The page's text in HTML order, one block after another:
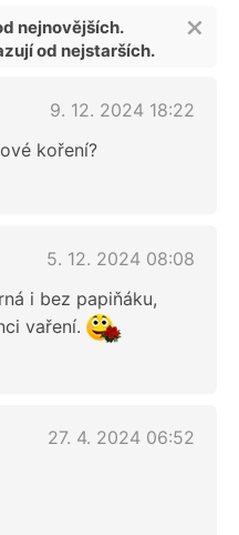
nejnovějších.
od nejstarších.
9. 12. 2024 18:22
koření?
5. 12. 2024 08:08
i bez papiňáku,
vaření.
27. 4. 2024 06:52